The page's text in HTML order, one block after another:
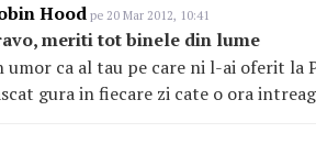
Hood pe 20 Mar 2012, 10:41
meriti tot binele din lume
umor ca al tau pe care ni l-ai oferit la
gura in fiecare zi cate o ora